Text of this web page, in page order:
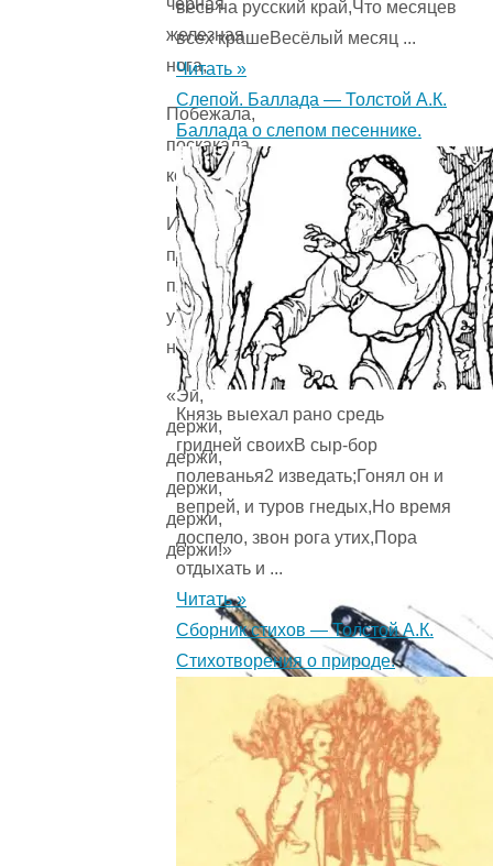
чёрная
железная
нога,
Побежала,
поскакала
кочерга.
И
помчалися
по
улице
ножи:
«Эй,
держи,
держи,
держи,
держи,
держи!»
весь на русский край,Что месяцев
всех крашеВесёлый месяц ...
Читать »
Слепой. Баллада — Толстой А.К.
Баллада о слепом песеннике.
Князь выехал рано средь
гридней своихВ сыр-бор
полеванья2 изведать;Гонял он и
вепрей, и туров гнедых,Но время
доспело, звон рога утих,Пора
отдыхать и ...
Читать »
Сборник стихов — Толстой А.К.
Стихотворения о природе.